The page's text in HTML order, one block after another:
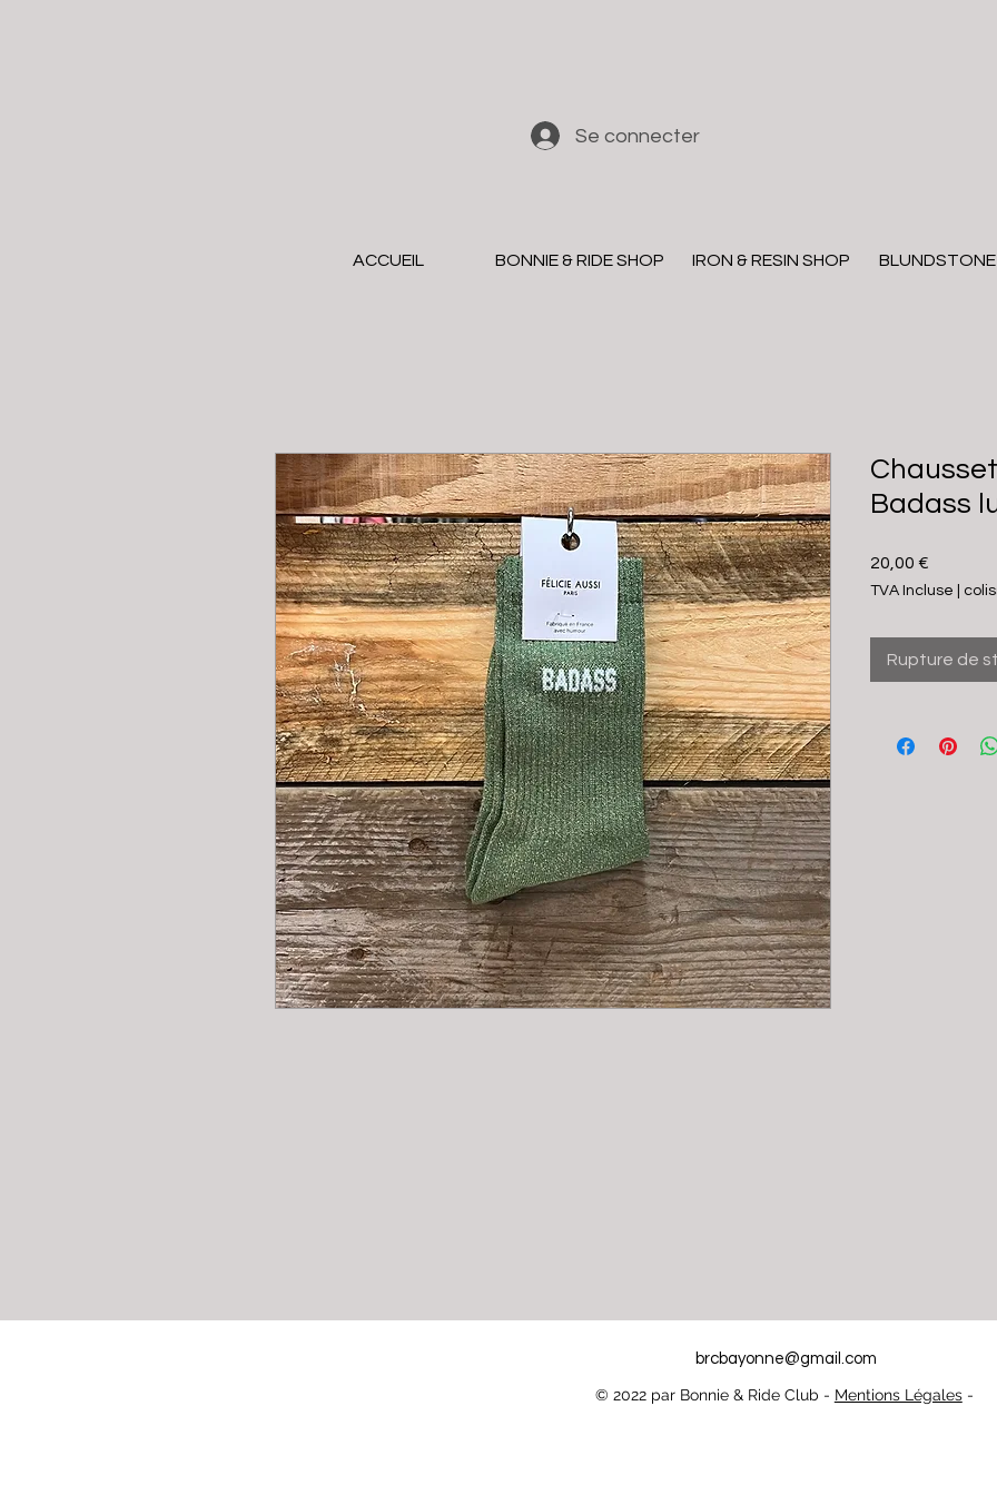
Se connecter
ACCUEIL BONNIE & RIDE SHOP IRON & RESIN SHOP
Badass
20,00 €
TVA Incluse
Rupture de
brcbayonne@gmail.com
© 2022 par Bonnie & Ride Club - Mentions Légales-